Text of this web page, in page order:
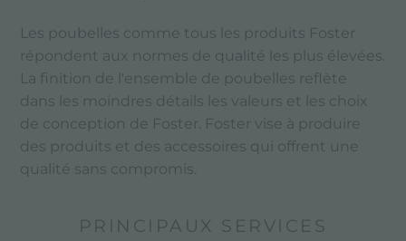
Les poubelles comme tous les produits Foster
répondent aux normes de qualité les plus élevées.
La finition de l'ensemble de poubelles reflète
dans les moindres détails les valeurs et les choix
de conception de Foster. Foster vise à produire
des produits et des accessoires qui offrent une
qualité sans compromis.
PRINCIPAUX SERVICES